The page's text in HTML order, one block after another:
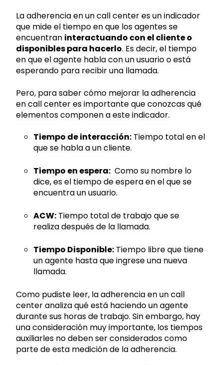
La adherencia en un call center es un indicador
que mide el tiempo en que los agentes se
encuentran interactuando con el cliente o
disponibles para hacerlo. Es decir, el tiempo
en que el agente habla con un usuario o está
esperando para recibir una llamada.
Pero, para saber cómo mejorar la adherencia
en call center es importante que conozcas qué
elementos componen a este indicador.
Tiempo de interacción: Tiempo total en el
que se habla a un cliente.
Tiempo en espera: Como su nombre lo
dice, es el tiempo de espera en el que se
encuentra un usuario.
ACW: Tiempo total de trabajo que se
realiza después de la llamada.
Tiempo Disponible: Tiempo libre que tiene
un agente hasta que ingrese una nueva
llamada.
Como pudiste leer, la adherencia en un call
center analiza qué está haciendo un agente
durante sus horas de trabajo. Sin embargo, hay
una consideración muy importante, los tiempos
auxiliarles no deben ser considerados como
parte de esta medición de la adherencia.